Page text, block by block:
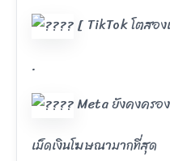
[ TikTok โตสอ
.
Meta ยังคงครอ
เม็ดเงินโฆษณามากที่สุด